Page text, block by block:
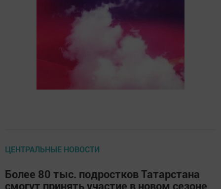
ЦЕНТРАЛЬНЫЕ НОВОСТИ
Более 80 тыс. подростков Татарстана
смогут принять участие в новом сезоне